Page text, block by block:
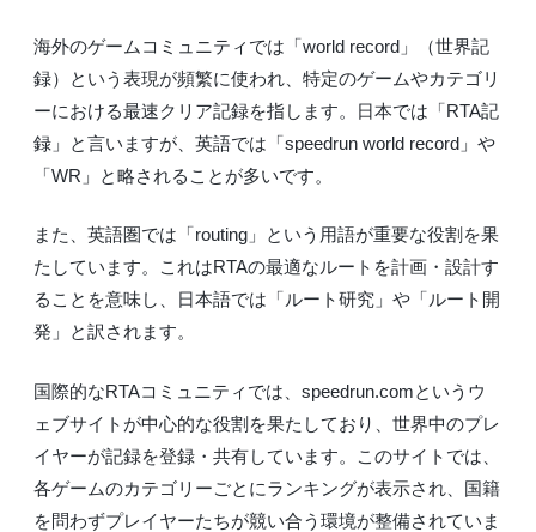
海外のゲームコミュニティでは「world record」（世界記
録）という表現が頻繁に使われ、特定のゲームやカテゴリ
ーにおける最速クリア記録を指します。日本では「RTA記
録」と言いますが、英語では「speedrun world record」や
「WR」と略されることが多いです。
また、英語圏では「routing」という用語が重要な役割を果
たしています。これはRTAの最適なルートを計画・設計す
ることを意味し、日本語では「ルート研究」や「ルート開
発」と訳されます。
国際的なRTAコミュニティでは、speedrun.comというウ
ェブサイトが中心的な役割を果たしており、世界中のプレ
イヤーが記録を登録・共有しています。このサイトでは、
各ゲームのカテゴリーごとにランキングが表示され、国籍
を問わずプレイヤーたちが競い合う環境が整備されていま